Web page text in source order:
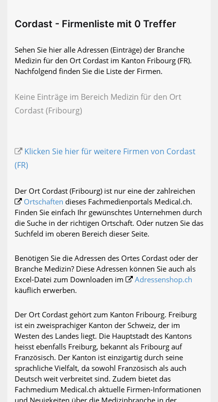
Cordast - Firmenliste mit 0 Treffer
Sehen Sie hier alle Adressen (Einträge) der Branche
Medizin für den Ort Cordast im Kanton Fribourg (FR).
Nachfolgend finden Sie die Liste der Firmen.
Keine Einträge im Bereich Medizin für den Ort
Cordast (Fribourg)
Klicken Sie hier für weitere Firmen von Cordast
(FR)
Der Ort Cordast (Fribourg) ist nur eine der zahlreichen
Ortschaften dieses Fachmedienportals Medical.ch.
Finden Sie einfach Ihr gewünschtes Unternehmen durch
die Suche in der richtigen Ortschaft. Oder nutzen Sie das
Suchfeld im oberen Bereich dieser Seite.
Benötigen Sie die Adressen des Ortes Cordast oder der
Branche Medizin? Diese Adressen können Sie auch als
Excel-Datei zum Downloaden im
Adressenshop.ch
käuflich erwerben.
Der Ort Cordast gehört zum Kanton Fribourg. Freiburg
ist ein zweisprachiger Kanton der Schweiz, der im
Westen des Landes liegt. Die Hauptstadt des Kantons
heisst ebenfalls Freiburg, bekannt als Fribourg auf
Französisch. Der Kanton ist einzigartig durch seine
sprachliche Vielfalt, da sowohl Französisch als auch
Deutsch weit verbreitet sind. Zudem bietet das
Fachmedium Medical.ch aktuelle Firmen-Informationen